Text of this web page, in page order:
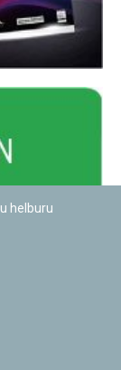
helburu